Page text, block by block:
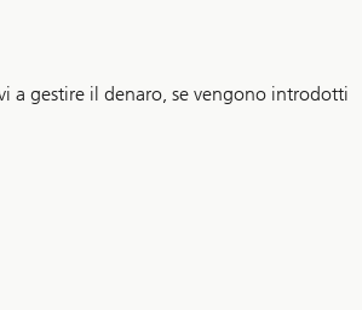
a gestire il denaro, se vengono introdotti